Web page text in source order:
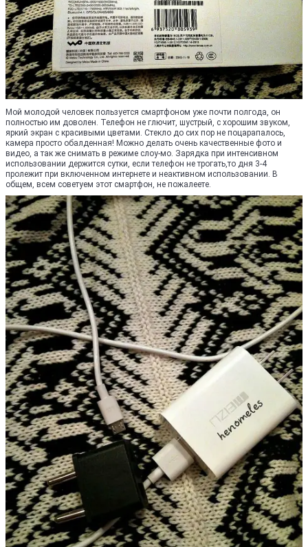
Мой молодой человек пользуется смартфоном уже почти полгода, он
полностью им доволен. Телефон не глючит, шустрый, с хорошим звуком,
яркий экран с красивыми цветами. Стекло до сих пор не поцарапалось,
камера просто обалденная! Можно делать очень качественные фото и
видео, а так же снимать в режиме слоу-мо. Зарядка при интенсивном
использовании держится сутки, если телефон не трогать,то дня 3-4
пролежит при включенном интернете и неактивном использовании. В
общем, всем советуем этот смартфон, не пожалеете.